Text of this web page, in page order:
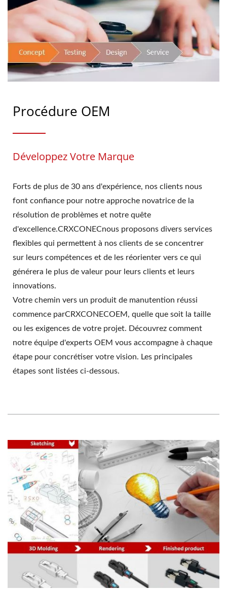
Procédure OEM
Développez Votre Marque
Forts de plus de 30 ans d'expérience, nos clients nous
font confiance pour notre approche novatrice de la
résolution de problèmes et notre quête
d'excellence.CRXCONECnous proposons divers services
flexibles qui permettent à nos clients de se concentrer
sur leurs compétences et de les réorienter vers ce qui
générera le plus de valeur pour leurs clients et leurs
innovations.
Votre chemin vers un produit de manutention réussi
commence parCRXCONECOEM, quelle que soit la taille
ou les exigences de votre projet. Découvrez comment
notre équipe d'experts OEM vous accompagne à chaque
étape pour concrétiser votre vision. Les principales
étapes sont listées ci-dessous.